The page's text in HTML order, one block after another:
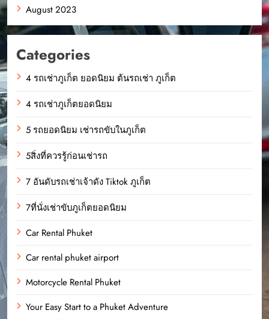
August 2023
Categories
4 รถเช่าภูเก็ต ยอดนิยม ต้นรถเช่า ภูเก็ต
4 รถเช่าภูเก็ตยอดนิยม
5 รถยอดนิยม เช่ารถขับในภูเก็ต
5สิ่งที่ควรรู้ก่อนเช่ารถ
7 อันดับรถเช่าเจ้าดัง Tiktok ภูเก็ต
7ที่นั่งเช่าขับภูเก็ตยอดนิยม
Car Rental Phuket
Car rental phuket airport
Motorcycle Rental Phuket
Your Easy Start to a Phuket Adventure